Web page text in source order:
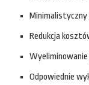
Minimalistyczny
Redukcja
Odpowiednie